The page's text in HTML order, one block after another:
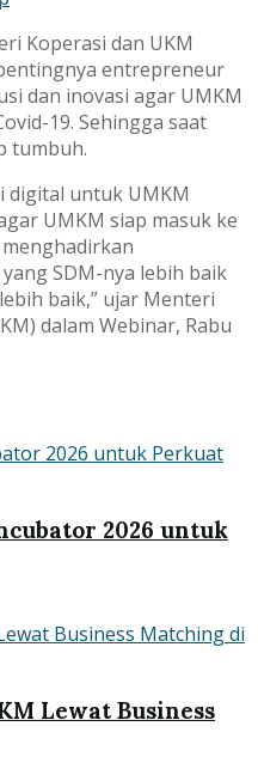
Koperasi dan UKM
entrepreneur
dan inovasi agar UMKM
19. Sehingga saat
tumbuh.
digital untuk UMKM
UMKM siap masuk ke
SDM-nya lebih baik
baik,” ujar Menteri
dalam Webinar, Rabu
2026 untuk
Lewat Business